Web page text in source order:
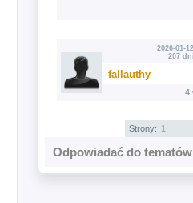
2026-01-
207
fallauthy
4
Strony: 1
Odpowiadać do